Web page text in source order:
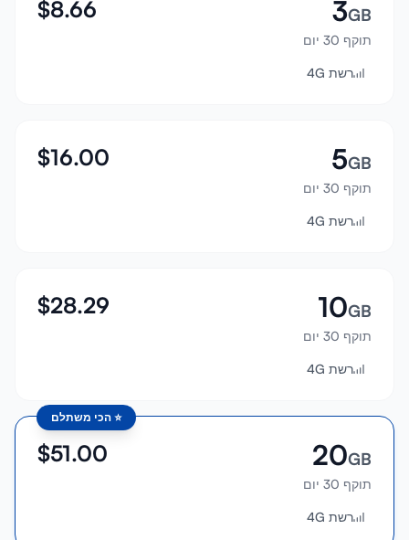
3GB
תוקף 30 יום
$8.66
רשת 4G
5GB
תוקף 30 יום
$16.00
רשת 4G
10GB
תוקף 30 יום
$28.29
רשת 4G
⭐ הכי משתלם
20GB
תוקף 30 יום
$51.00
רשת 4G